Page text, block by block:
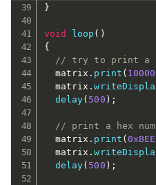
}
void loop ( )
{
// try to print a
  matrix
. print ( 10000
  matrix
.
delay( 500 ) ;
// print a hex
  matrix
. print (
  matrix
.
delay( 500 ) ;